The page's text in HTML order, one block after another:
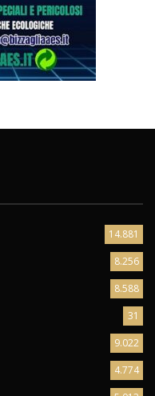
14.881
8.256
8.588
31
9.022
4.774